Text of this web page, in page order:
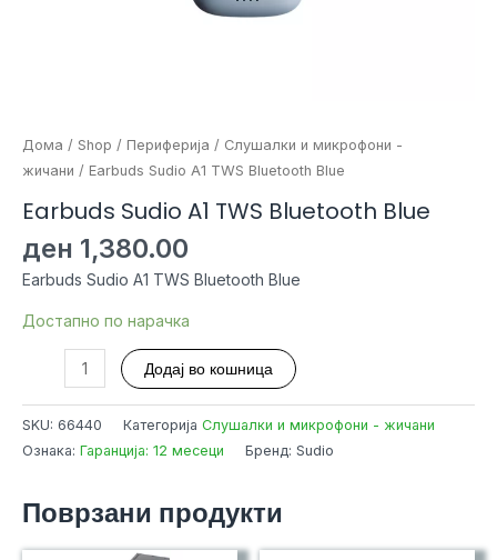
Дома / Shop / Периферија / Слушалки и микрофони -
жичани / Earbuds Sudio A1 TWS Bluetooth Blue
Earbuds Sudio A1 TWS Bluetooth Blue
ден 1,380.00
Earbuds Sudio A1 TWS Bluetooth Blue
Достапно по нарачка
A1
количина
Додај во кошница
SKU: 66440 Категорија Слушалки и микрофони - жичани
Ознака: Гаранција: 12 месеци Бренд: Sudio
Поврзани продукти